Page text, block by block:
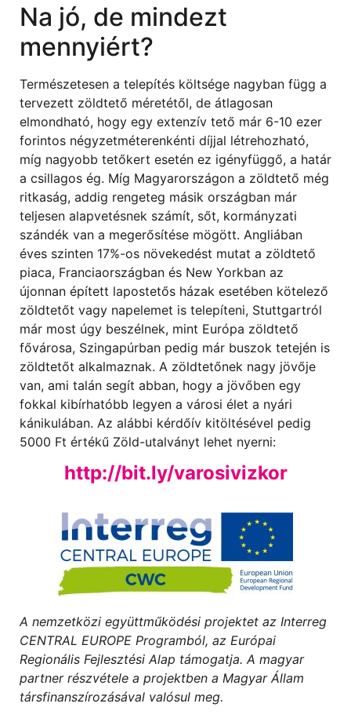
Na jó, de mindezt
mennyiért?
Természetesen a telepítés költsége nagyban függ a
tervezett zöldtető méretétől, de átlagosan
elmondható, hogy egy extenzív tető már 6-10 ezer
forintos négyzetméterenkénti díjjal létrehozható,
míg nagyobb tetőkert esetén ez igényfüggő, a határ
a csillagos ég. Míg Magyarországon a zöldtető még
ritkaság, addig rengeteg másik országban már
teljesen alapvetésnek számít, sőt, kormányzati
szándék van a megerősítése mögött. Angliában
éves szinten 17%-os növekedést mutat a zöldtető
piaca, Franciaországban és New Yorkban az
újonnan épített lapostetős házak esetében kötelező
zöldtetőt vagy napelemet is telepíteni, Stuttgartról
már most úgy beszélnek, mint Európa zöldtető
fővárosa, Szingapúrban pedig már buszok tetején is
zöldtetőt alkalmaznak. A zöldtetőnek nagy jövője
van, ami talán segít abban, hogy a jövőben egy
fokkal kibírhatóbb legyen a városi élet a nyári
kánikulában. Az alábbi kérdőív kitöltésével pedig
5000 Ft értékű Zöld-utalványt lehet nyerni:
http://bit.ly/varosivizkor
A nemzetközi együttműködési projektet az Interreg
CENTRAL EUROPE Programból, az Európai
Regionális Fejlesztési Alap támogatja. A magyar
partner részvétele a projektben a Magyar Állam
társfinanszírozásával valósul meg.